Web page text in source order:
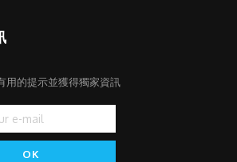
用的提示並獲得獨家資訊
OK